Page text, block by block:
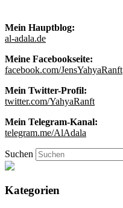
Mein Hauptblog:
al-adala.de
Meine Facebookseite:
facebook.com/JensYahyaRanft
Mein Twitter-Profil:
twitter.com/YahyaRanft
Mein Telegram-Kanal:
telegram.me/AlAdala
Suchen
Kategorien